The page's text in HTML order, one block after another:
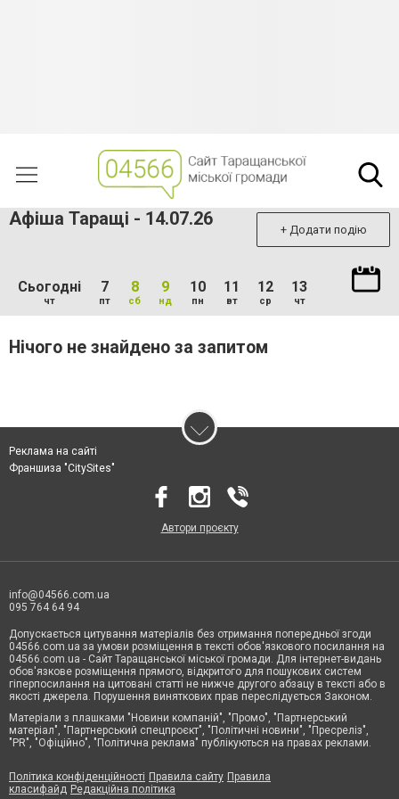
Афіша Таращі - 14.07.26 + Додати подію
Сьогодні
чт
7
пт
8
сб
9
нд
10
пн
11
вт
12
ср
13
чт
Нічого не знайдено за запитом
Реклама на сайті
Франшиза "CitySites"
Автори проєкту
info@04566.com.ua
095 764 64 94
Допускається цитування матеріалів без отримання попередньої згоди
04566.com.ua за умови розміщення в тексті обов'язкового посилання на
04566.com.ua - Cайт Таращанської міської громади. Для інтернет-видань
обов'язкове розміщення прямого, відкритого для пошукових систем
гіперпосилання на цитовані статті не нижче другого абзацу в тексті або в
якості джерела. Порушення виняткових прав переслідується Законом.
Матеріали з плашками "Новини компаній", "Промо", "Партнерський
матеріал", "Партнерський спецпроєкт", "Політичні новини", "Пресреліз",
"PR", "Офіційно", "Політична реклама" публікуються на правах реклами.
Політика конфіденційності Правила сайту Правила
класифайд Редакційна політика